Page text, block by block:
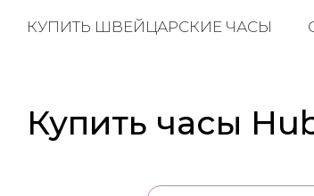
КУПИТЬ ШВЕЙЦАРСКИЕ ЧАСЫ
Купить часы